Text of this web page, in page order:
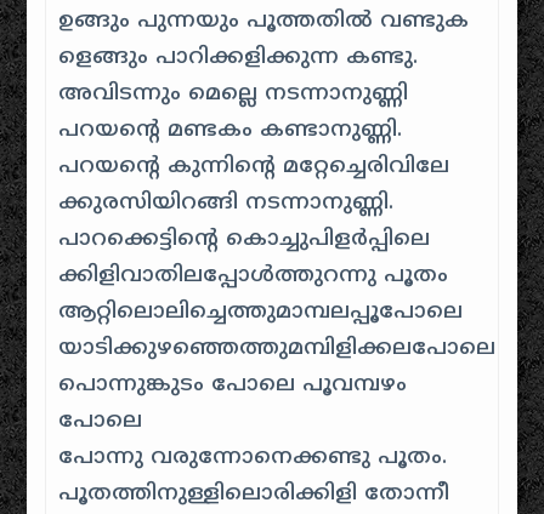
ഉങ്ങും പുന്നയും പൂത്തതില്‍ വണ്ടുക
ളെങ്ങും പാറിക്കളിക്കുന്ന കണ്ടു.
അവിടന്നും മെല്ലെ നടന്നാനുണ്ണി
പറയന്റെ മണ്ടകം കണ്ടാനുണ്ണി.
പറയന്റെ കുന്നിന്റെ മറ്റേച്ചെരിവിലേ
ക്കുരസിയിറങ്ങി നടന്നാനുണ്ണി.
പാറക്കെട്ടിന്റെ കൊച്ചുപിളര്‍പ്പിലെ
ക്കിളിവാതിലപ്പോള്‍ത്തുറന്നു പൂതം
ആറ്റിലൊലിച്ചെത്തുമാമ്പലപ്പൂപോലെ
യാടിക്കുഴഞ്ഞെത്തുമമ്പിളിക്കലപോലെ
പൊന്നുങ്കുടം പോലെ പൂവമ്പഴം
പോലെ
പോന്നു വരുന്നോനെക്കണ്ടു പൂതം.
പൂതത്തിനുള്ളിലൊരിക്കിളി തോന്നീ